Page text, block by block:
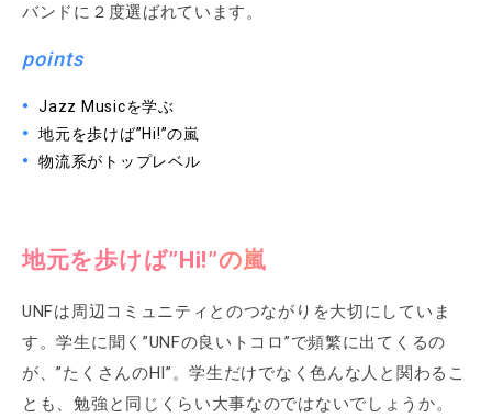
バンドに２度選ばれています。
points
Jazz Musicを学ぶ
地元を歩けば”Hi!”の嵐
物流系がトップレベル
地元を歩けば”Hi!”の嵐
UNFは周辺コミュニティとのつながりを大切にしていま
す。学生に聞く”UNFの良いトコロ”で頻繁に出てくるの
が、”たくさんのHI”。学生だけでなく色んな人と関わるこ
とも、勉強と同じくらい大事なのではないでしょうか。